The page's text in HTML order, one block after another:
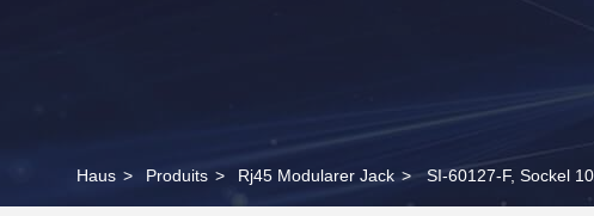
Haus > Produits > Rj45 Modularer Jack > SI-60127-F, Sockel